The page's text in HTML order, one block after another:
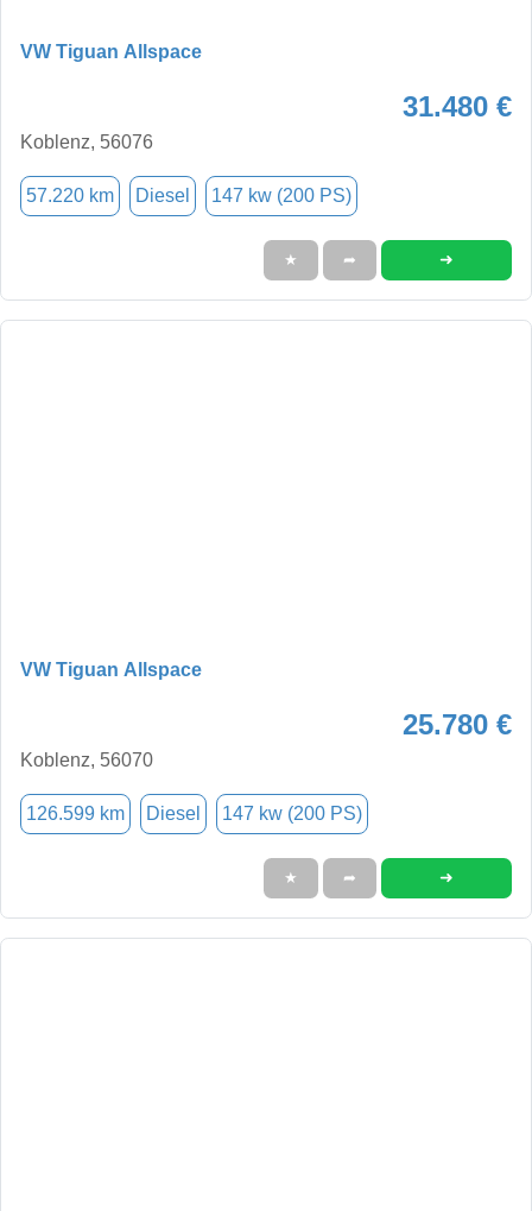
VW Tiguan Allspace
31.480 €
Koblenz, 56076
57.220 km Diesel 147 kw (200 PS)
★ ➦ ➜
VW Tiguan Allspace
25.780 €
Koblenz, 56070
126.599 km Diesel 147 kw (200 PS)
★ ➦ ➜